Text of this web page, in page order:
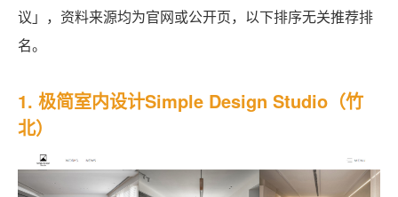
议」，资料来源均为官网或公开页，以下排序无关推荐排
名。
1. 极简室内设计Simple Design Studio（竹
北）